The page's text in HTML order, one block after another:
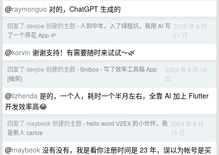
@raymonguo 对的，ChatGPT 生成的
回复了 devjoe 创建的主题 › 人到中年，入了绿植坑，我用 AI 写
了一个养花 App 🌱
2025 年 4 月
21 日
@korvin 谢谢支持！有需要随时来试试～🌿
回复了 devjoe 创建的主题 › Snibox - 写了效率工具箱 App
[抽奖]
2024 年 8 月 16
日
@lizhenda 是的，一个人，耗时一个半月左右，全靠 AI 加上 Flutter
开发效率高😂
回复了 maybeok 创建的主题 › hello word V2EX 的小伙伴，我
是新人 carlos
2024 年 8 月
15 日
@maybeok 没有没有，我是看你注册时间是 23 年，误以为帐号是买